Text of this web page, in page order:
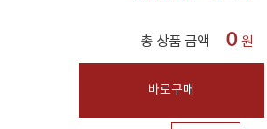
총 상품 금액 0 원
바로구매